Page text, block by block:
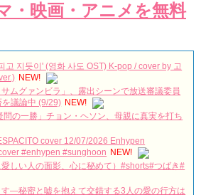
・映画・アニメを無料
고 지듯이' (영화 사도 OST) K-pop / cover by 고
NEW!
ムグァンビラ」、露出シーンで放送審議委員
議論中 (9/29) NEW!
問の一勝」チョン・ヘソン、母親に真実を打ち
cover 12/07/2026 Enhypen
#enhypen #sunghoon NEW!
しい人の面影、心に秘めて）#shorts#つばき#
―秘密と嘘を抱えて交錯する3人の愛の行方は